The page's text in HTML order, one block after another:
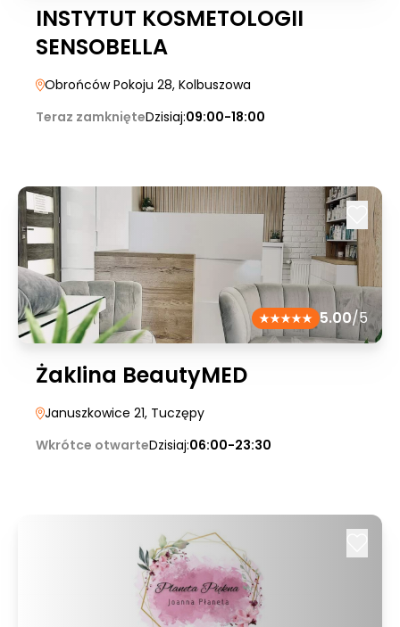
INSTYTUT KOSMETOLOGII
SENSOBELLA
Obrońców Pokoju 28, Kolbuszowa
Teraz zamknięteDzisiaj:09:00-18:00
5.00/5
Żaklina BeautyMED
Januszkowice 21, Tuczępy
Wkrótce otwarteDzisiaj:06:00-23:30